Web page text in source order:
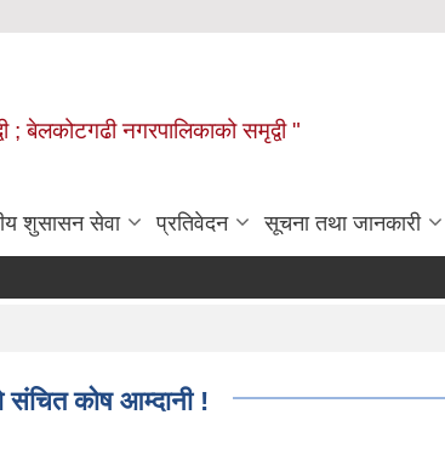
; बेलकोटगढी नगरपालिकाको समृद्वी "
शुसासन सेवा प्रतिवेदन सूचना तथा जानकारी
कोष आम्दानी !